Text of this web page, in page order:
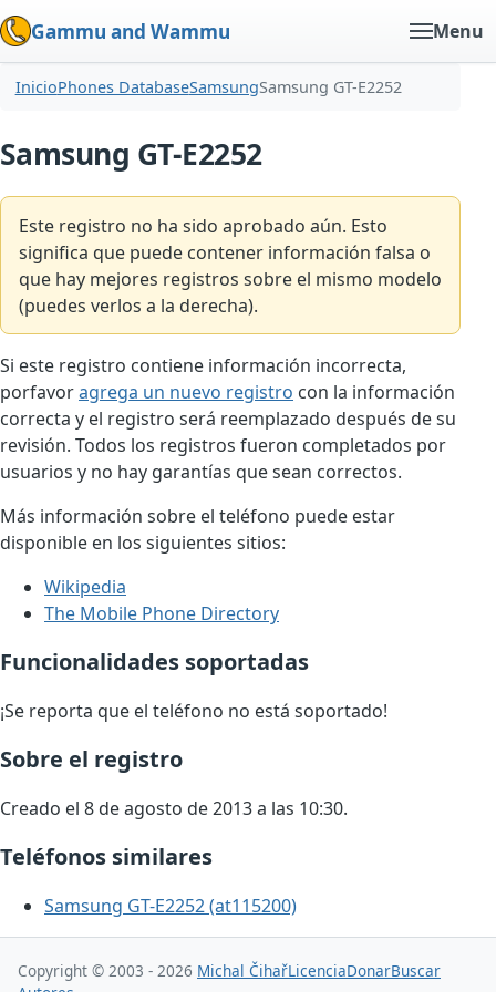
Gammu and Wammu Menu
InicioPhones DatabaseSamsungSamsung GT-E2252
Samsung GT-E2252
Este registro no ha sido aprobado aún. Esto
significa que puede contener información falsa o
que hay mejores registros sobre el mismo modelo
(puedes verlos a la derecha).
Si este registro contiene información incorrecta,
porfavoragrega un nuevo registro con la información
correcta y el registro será reemplazado después de su
revisión. Todos los registros fueron completados por
usuarios y no hay garantías que sean correctos.
Más información sobre el teléfono puede estar
disponible en los siguientes sitios:
Wikipedia
The Mobile Phone Directory
Funcionalidades soportadas
¡Se reporta que el teléfono no está soportado!
Sobre el registro
Creado el 8 de agosto de 2013 a las 10:30.
Teléfonos similares
Samsung GT-E2252 (at115200)
Copyright © 2003 - 2026 Michal ČihařLicenciaDonarBuscar